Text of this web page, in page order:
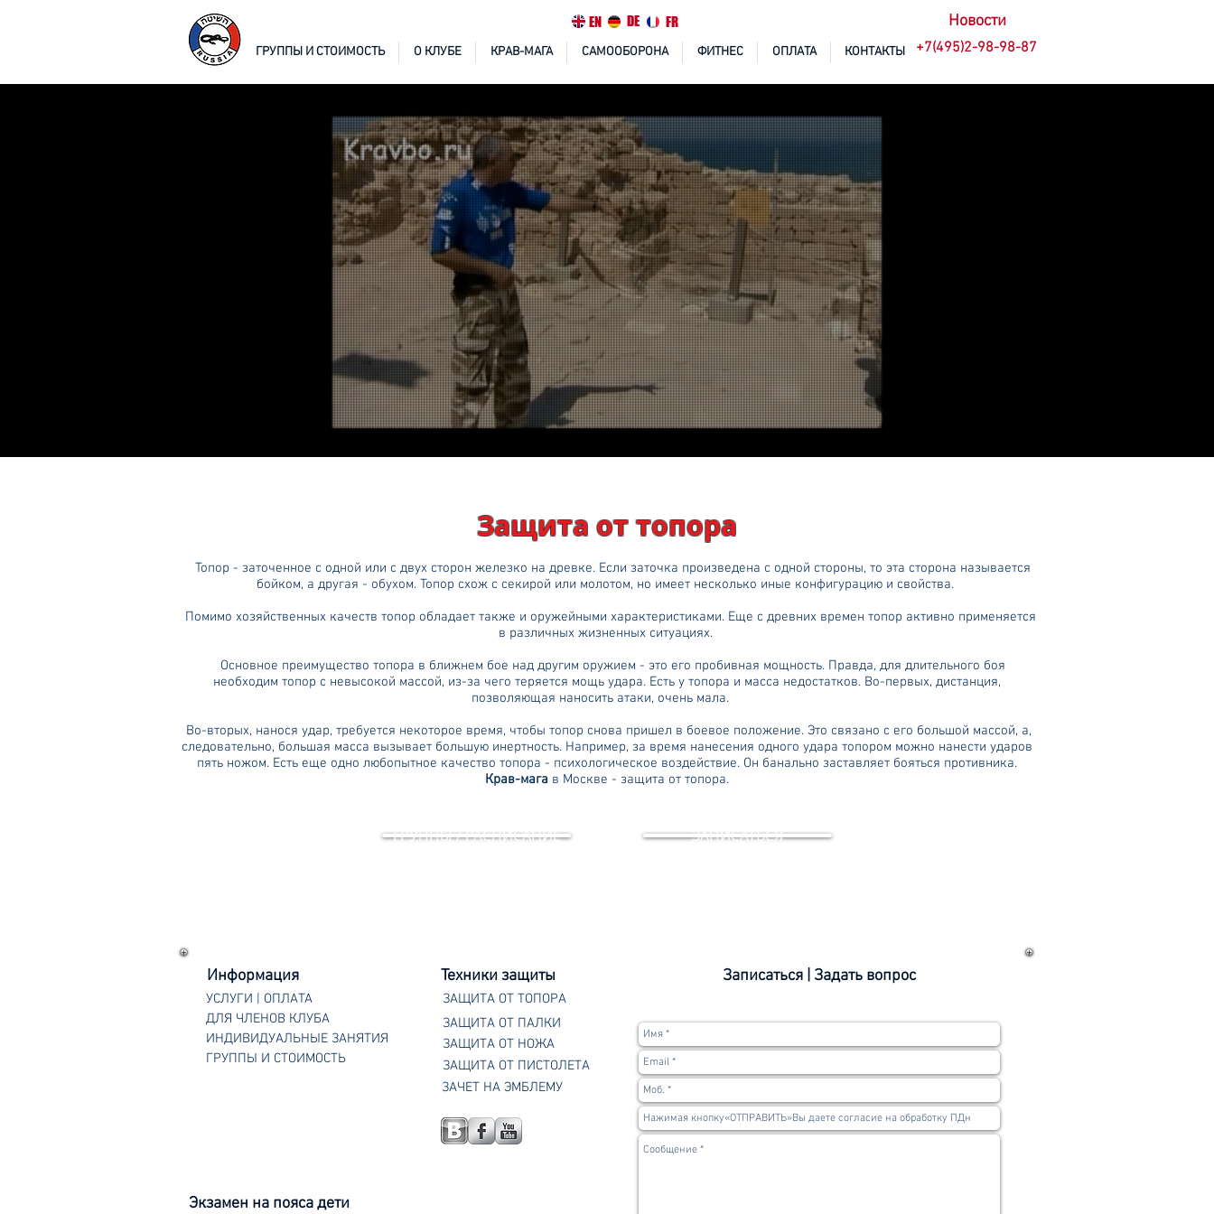
EN DE FR
ГРУППЫ И СТОИМОСТЬ О КЛУБЕ КРАВ-МАГА САМООБОРОНА ФИТНЕС ОПЛАТА КОНТАКТЫ
Новости
+7(495)2-98-98-87
Защита от топора
Топор - заточенное с одной или с двух сторон железко на древке. Если заточка произведена с одной стороны, то эта сторона называется
бойком, а другая - обухом. Топор схож с секирой или молотом, но имеет несколько иные конфигурацию и свойства.
Помимо хозяйственных качеств топор обладает также и оружейными характеристиками. Еще с древних времен топор активно применяется
в различных жизненных ситуациях.
Основное преимущество топора в ближнем бое над другим оружием - это его пробивная мощность. Правда, для длительного боя
необходим топор с невысокой массой, из-за чего теряется мощь удара. Есть у топора и масса недостатков. Во-первых, дистанция,
позволяющая наносить атаки, очень мала.
Во-вторых, нанося удар, требуется некоторое время, чтобы топор снова пришел в боевое положение. Это связано с его большой массой, а,
следовательно, большая масса вызывает большую инертность. Например, за время нанесения одного удара топором можно нанести ударов
пять ножом. Есть еще одно любопытное качество топора - психологическое воздействие. Он банально заставляет бояться противника.
Крав-мага в Москве - защита от топора.
ГРУППЫ / РАСПИСАНИЕ ЗАПИСАТЬСЯ
Информация
УСЛУГИ | ОПЛАТА
ДЛЯ ЧЛЕНОВ КЛУБА
ИНДИВИДУАЛЬНЫЕ ЗАНЯТИЯ
ГРУППЫ И СТОИМОСТЬ
Экзамен на пояса дети
Техники защиты
ЗАЩИТА ОТ ТОПОРА
ЗАЩИТА ОТ ПАЛКИ
ЗАЩИТА ОТ НОЖА
ЗАЩИТА ОТ ПИСТОЛЕТА
ЗАЧЕТ НА ЭМБЛЕМУ
Записаться | Задать вопрос